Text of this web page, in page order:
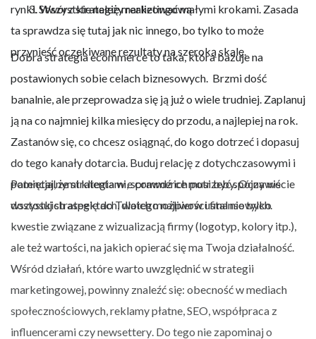
rynki. Wszystkie należy realizować małymi krokami. Zasada
ta sprawdza się tutaj jak nic innego, bo tylko to może
przynieść oczekiwane rezultaty na szeroką skalę.
Stwórz strategię marketingową
Dobra strategia ecommerce to taka, która bazuje na
postawionych sobie celach biznesowych. Brzmi dość
banalnie, ale przeprowadza się ją już o wiele trudniej. Zaplanuj
ją na co najmniej kilka miesięcy do przodu, a najlepiej na rok.
Zastanów się, co chcesz osiągnąć, do kogo dotrzeć i dopasuj
do tego kanały dotarcia. Buduj relację z dotychczasowymi i
potencjalnymi klientami, sprawdź ich potrzeby. Oczywiście
dostosuj strategię do Twoich możliwości finansowych.
Pamiętaj, że strategia w e commerce musi być spójna we
wszystkich aspektach, dlatego najpierw ustal nie tylko
kwestie związane z wizualizacją firmy (logotyp, kolory itp.),
ale też wartości, na jakich opierać się ma Twoja działalność.
Wśród działań, które warto uwzględnić w strategii
marketingowej, powinny znaleźć się: obecność w mediach
społecznościowych, reklamy płatne, SEO, współpraca z
influencerami czynewsettery. Do tego nie zapominaj o